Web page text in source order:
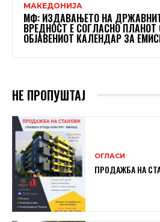
МАКЕДОНИЈА
МФ: ИЗДАВАЊЕТО НА
ВРЕДНОСТ Е СОГЛАСНО
ОБЈАВЕНИОТ КАЛЕНДАР ЗА
НЕ ПРОПУШТАЈ
ОГЛАСИ
ПРОДАЖБА НА